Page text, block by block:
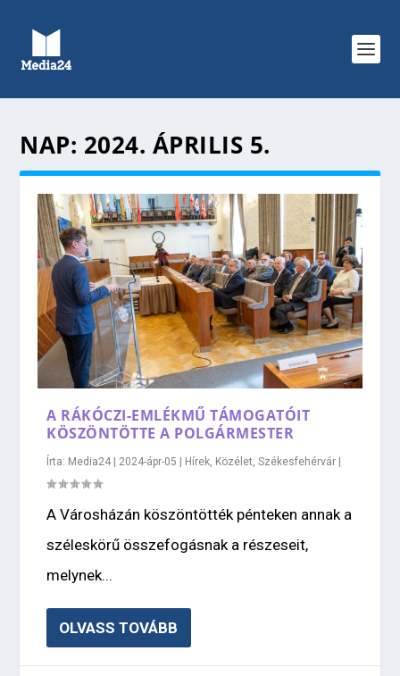
NAP: 2024. ÁPRILIS 5.
A RÁKÓCZI-EMLÉKMŰ TÁMOGATÓIT
KÖSZÖNTÖTTE A POLGÁRMESTER
Írta: Media24 | 2024-ápr-05 | Hírek Közélet ,Székesfehérvár |
A Városházán köszöntötték pénteken annak a
széleskörű összefogásnak a részeseit,
melynek...
OLVASS TOVÁBB